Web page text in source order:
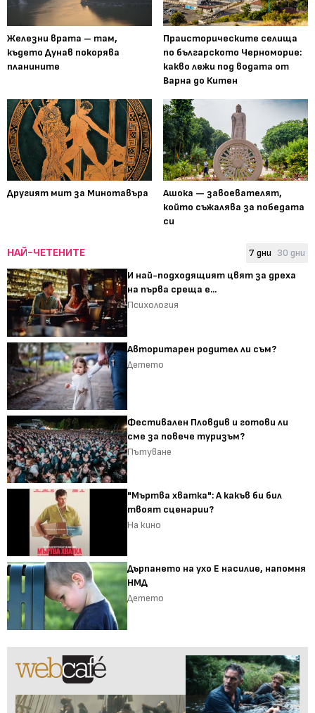
Железни врата – там,
където Дунав покорява
планините
Праисторическите селища
по българското Черноморие:
какво лежи под водата от
Варна до Китен
Другият мит за Минотавъра
Ашока — завоевателят,
който съжалява за победата
си
НАЙ-ЧЕТЕНИТЕ 7 дни 30 дни
И най-подходящият цвят за дреха
на първа среща е...
Психология
Авторитарен родител ли съм?
Детето
Фестивален Пловдив и готови ли
сме за повече туризъм?
Пътуване
"Мъртва хватка": А какъв би бил
твоят сценарии?
На кино
Дърпането на ухо Е насилие, напомня
НМД
Детето